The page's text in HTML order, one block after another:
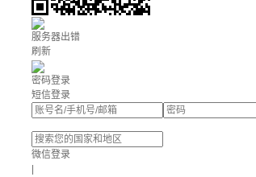
服务器出错
刷新
密码登录
短信登录
微信登录